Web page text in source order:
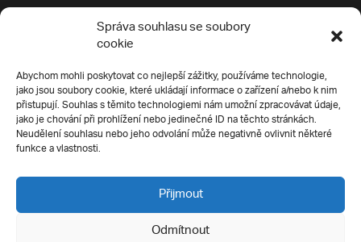
Správa souhlasu se soubory
cookie
Abychom mohli poskytovat co nejlepší zážitky, používáme technologie,
jako jsou soubory cookie, které ukládají informace o zařízení a/nebo k nim
přistupují. Souhlas s těmito technologiemi nám umožní zpracovávat údaje,
jako je chování při prohlížení nebo jedinečné ID na těchto stránkách.
Neudělení souhlasu nebo jeho odvolání může negativně ovlivnit některé
funkce a vlastnosti.
Přijmout
Odmítnout
Správa kolejí a menz
Univerzitní centrum podpory
Silverius
Pro uchazeče
Přijímací řízení
E-prihlaska
Přípravné kurzy
Ochrana soukromí